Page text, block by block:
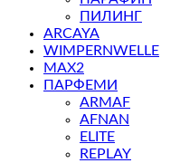
ПИЛИНГ
ARCAYA
WIMPERNWELLE
MAX2
ПАРФЕМИ
ARMAF
AFNAN
ELITE
REPLAY